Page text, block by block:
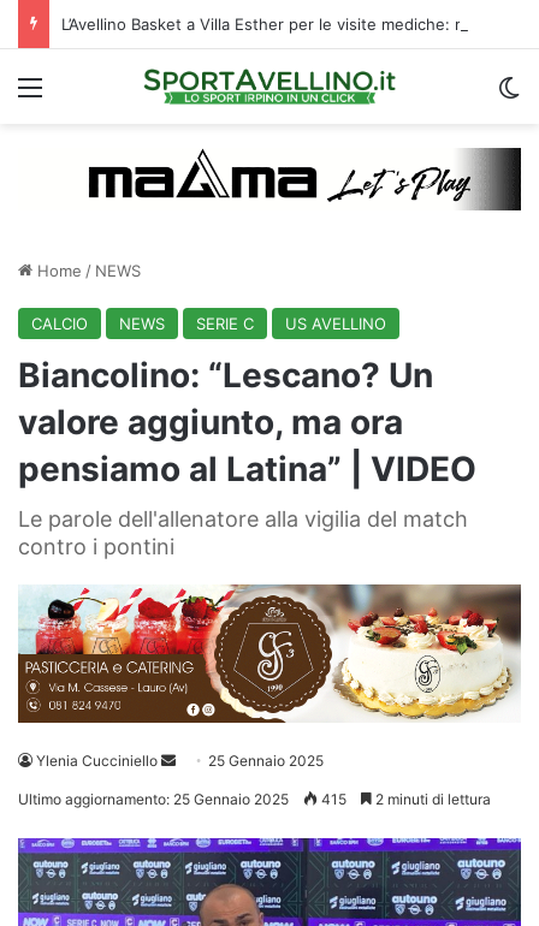
Menu
Home / NEWS
CALCIO NEWS SERIE C US AVELLINO
Biancolino: “Lescano? Un
valore aggiunto, ma ora
pensiamo al Latina” | VIDEO
Le parole dell'allenatore alla vigilia del match
contro i pontini
Ylenia Cucciniello
Invia 25 Gennaio 2025
Ultimo aggiornamento: 25 Gennaio 2025 415 2 minuti di lettura